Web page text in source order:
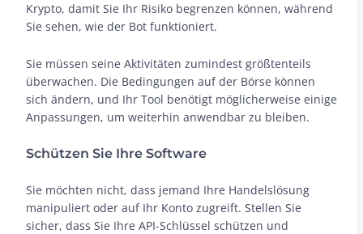
Krypto, damit Sie Ihr Risiko begrenzen können, während
Sie sehen, wie der Bot funktioniert.
Sie müssen seine Aktivitäten zumindest größtenteils
überwachen. Die Bedingungen auf der Börse können
sich ändern, und Ihr Tool benötigt möglicherweise einige
Anpassungen, um weiterhin anwendbar zu bleiben.
Schützen Sie Ihre Software
Sie möchten nicht, dass jemand Ihre Handelslösung
manipuliert oder auf Ihr Konto zugreift. Stellen Sie
sicher, dass Sie Ihre API-Schlüssel schützen und